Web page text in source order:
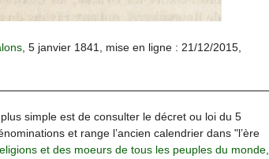
, 5 janvier 1841, mise en ligne : 21/12/2015,
simple est de consulter le décret ou loi du 5
et range l’ancien calendrier dans "l’ère
et des moeurs de tous les peuples du monde,